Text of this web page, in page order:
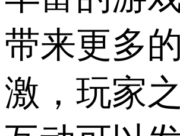
带来更多
激，玩家